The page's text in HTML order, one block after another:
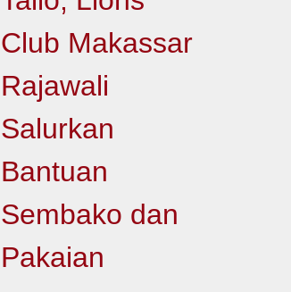
Club Makassar
Rajawali
Salurkan
Bantuan
Sembako dan
Pakaian